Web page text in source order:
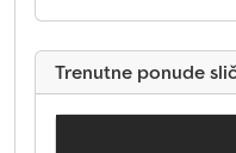
Trenutne ponude